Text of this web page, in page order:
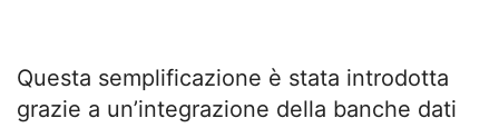
Questa semplificazione è stata introdotta
grazie a un’integrazione della banche dati